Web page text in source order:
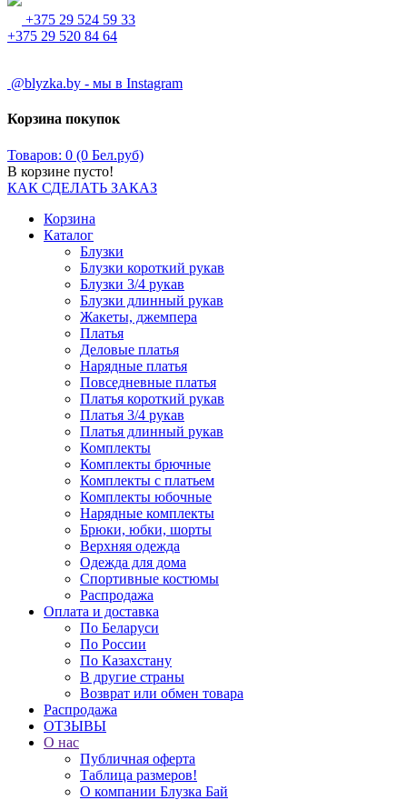
+375 29 524 59 33
+375 29 520 84 64
@blyzka.by - мы в Instagram
Корзина покупок
Товаров: 0 (0 Бел.руб)
В корзине пусто!
КАК СДЕЛАТЬ ЗАКАЗ
Корзина
Каталог
Блузки
Блузки короткий рукав
Блузки 3/4 рукав
Блузки длинный рукав
Жакеты, джемпера
Платья
Деловые платья
Нарядные платья
Повседневные платья
Платья короткий рукав
Платья 3/4 рукав
Платья длинный рукав
Комплекты
Комплекты брючные
Комплекты с платьем
Комплекты юбочные
Нарядные комплекты
Брюки, юбки, шорты
Верхняя одежда
Одежда для дома
Спортивные костюмы
Распродажа
Оплата и доставка
По Беларуси
По России
По Казахстану
В другие страны
Возврат или обмен товара
Распродажа
ОТЗЫВЫ
О нас
Публичная оферта
Таблица размеров!
О компании Блузка Бай